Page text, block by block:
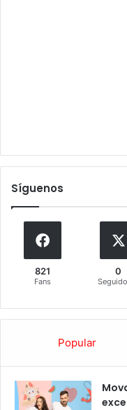
Síguenos
821
Fans
0
Popular